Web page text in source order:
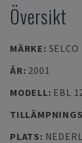
Översikt
MÄRKE: SELCO
ÅR: 2001
MODELL: EBL
PLATS: